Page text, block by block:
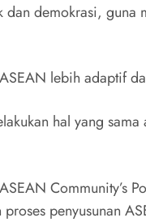
demokrasi,
lebih adaptif
hal yang sama
Community’s
penyusunan